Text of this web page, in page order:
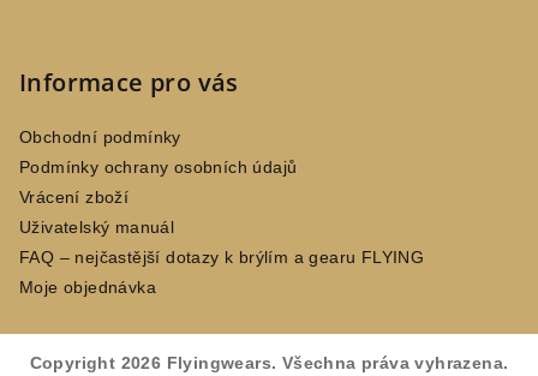
Informace pro vás
Obchodní podmínky
Podmínky ochrany osobních údajů
Vrácení zboží
Uživatelský manuál
FAQ – nejčastější dotazy k brýlím a gearu FLYING
Moje objednávka
Copyright 2026 Flyingwears. Všechna práva vyhrazena.